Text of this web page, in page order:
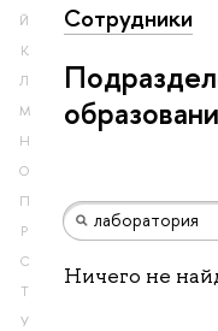
Й
К
Л
М
Н
О
П
Р
С
Т
У
Сотрудники
Ничего не